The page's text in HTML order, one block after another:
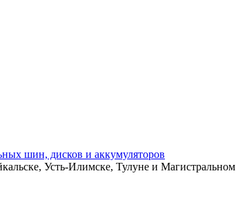
Усть-Илимске, Тулуне и Магистральном